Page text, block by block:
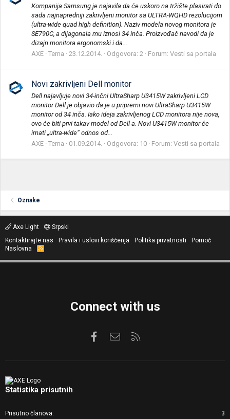
Kompanija Samsung je najavila da će uskoro na tržište plasirati do
sada najnapredniji zakrivljeni monitor sa ULTRA-WQHD rezolucijom
(ultra-wide quad high definition). Naziv modela novog monitora je
SE790C, a dijagonala mu iznosi 34 inča. Proizvođač navodi da je
dizajn monitora ergonomski i da...
AXE Tema 23.12.2014. Odgovora: 2 Forum: Vesti sa portala
Novi zakrivljeni Dell monitor
Dell najavljuje novi 34-inčni UltraSharp U3415W zakrivljeni LCD
monitor Dell je objavio da je u pripremi novi UltraSharp U3415W
monitor od 34 inča. Iako ideja zakrivljenog LCD monitora nije nova,
ovo će biti prvi takav model od Dell-a. Novi U3415W monitor će
imati „ultra-wide“ odnos od...
AXE Tema 01.09.2014. Odgovora: 10 Forum: Vesti sa portala
Oznake
Axe Light
Srpski
Kontaktirajte nas
Pravila i uslovi korišćenja Politika privatnosti
Pomoć
Naslovna
R
S
Connect with us
FacebookKontaktirajte nas
Statistika prisutnih
Prisutno članova 3